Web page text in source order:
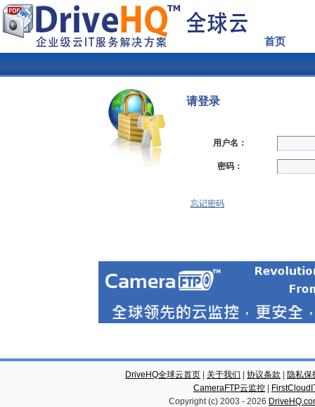
首页
请登录
用户名：
密码：
忘记密码
DriveHQ全球云首页 关于我们 协议条款
隐私保
CameraFTP云监控
Copyright (c) 2003 - 2026